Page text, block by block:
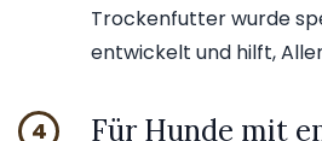
Trockenfutter wurde
entwickelt und hilft,
4
Für Hunde mit